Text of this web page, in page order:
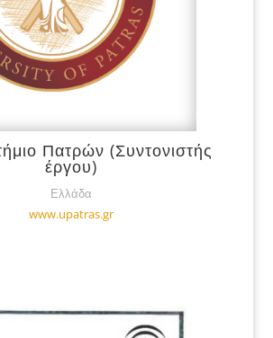
Πατρών (Συντονιστής
έργου)
Ελλάδα
www.upatras.gr